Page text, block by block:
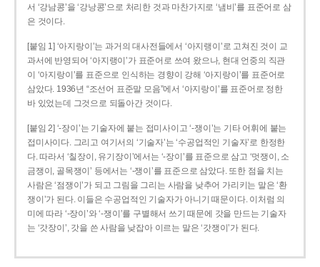
서 ‘강남콩’을 ‘강낭콩’으로 처리한 것과 마찬가지로 ‘냄비’를 표준어로 삼
은 것이다.
[붙임 1] ‘아지랑이’는 과거의 대사전들에서 ‘아지랭이’로 고쳐진 것이 교
과서에 반영되어 ‘아지랭이’가 표준어로 쓰여 왔으나, 현대 언중의 직관
이 ‘아지랑이’를 표준으로 인식하는 경향이 강해 ‘아지랑이’를 표준어로
삼았다. 1936년 “조선어 표준말 모음”에서 ‘아지랑이’를 표준어로 정한
바 있었는데 그것으로 되돌아간 것이다.
[붙임 2] ‘-장이’는 기술자에 붙는 접미사이고 ‘-쟁이’는 기타 어휘에 붙는
접미사이다. 그리고 여기서의 ‘기술자’는 ‘수공업적인 기술자’로 한정한
다. 따라서 ‘칠장이, 유기장이’에서는 ‘-장이’를 표준으로 삼고 ‘멋쟁이, 소
금쟁이, 골목쟁이’ 등에서는 ‘-쟁이’를 표준으로 삼았다. 또한 점을 치는
사람은 ‘점쟁이’가 되고 그림을 그리는 사람을 낮추어 가리키는 말은 ‘환
쟁이’가 된다. 이들은 수공업적인 기술자가 아니기 때문이다. 이처럼 의
미에 따라 ‘-장이’와 ‘-쟁이’를 구별해서 쓰기 때문에 갓을 만드는 기술자
는 ‘갓장이’, 갓을 쓴 사람을 낮잡아 이르는 말은 ‘갓쟁이’가 된다.